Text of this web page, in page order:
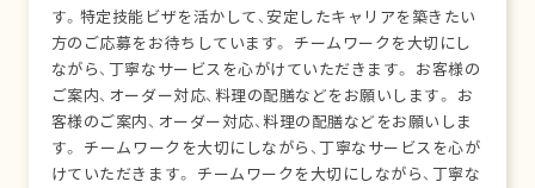
す。特定技能ビザを活かして、安定したキャリアを築きたい
方のご応募をお待ちしています。 チームワークを大切にし
ながら、丁寧なサービスを心がけていただきます。 お客様の
ご案内、オーダー対応、料理の配膳などをお願いします。 お
客様のご案内、オーダー対応、料理の配膳などをお願いしま
す。 チームワークを大切にしながら、丁寧なサービスを心が
けていただきます。 チームワークを大切にしながら、丁寧な